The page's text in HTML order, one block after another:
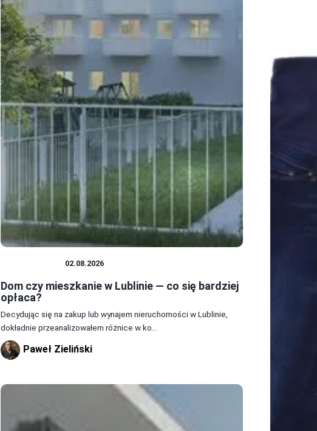
02.08.2026
Dom czy mieszkanie w Lublinie — co się bardziej
opłaca?
Decydując się na zakup lub wynajem nieruchomości w Lublinie,
dokładnie przeanalizowałem różnice w ko...
Paweł Zieliński